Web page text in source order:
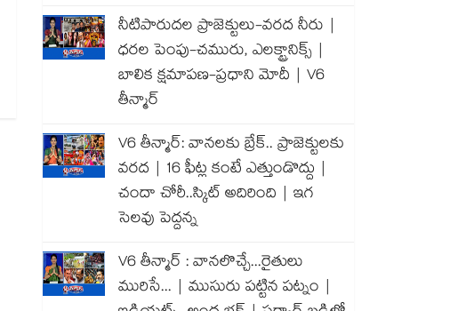
నీటిపారుదల ప్రాజెక్టులు-వరద నీరు |
ధరల పెంపు-చమురు, ఎలక్ట్రానిక్స్ |
బాలిక క్షమాపణ-ప్రధాని మోదీ | V6
తీన్మార్
V6 తీన్మార్: వానలకు బ్రేక్.. ప్రాజెక్టులకు
వరద | 16 ఫీట్ల కంటే ఎత్తుండొద్దు |
చందా చోరీ..స్కిట్ అదిరింది | ఇగ
సెలవు పెద్దన్న
V6 తీన్మార్ : వానలొచ్చే...రైతులు
మురిసే... | ముసురు పట్టిన పట్నం |